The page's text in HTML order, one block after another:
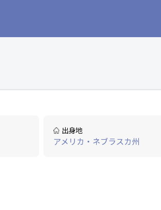
出身地
アメリカ・ネブラスカ州